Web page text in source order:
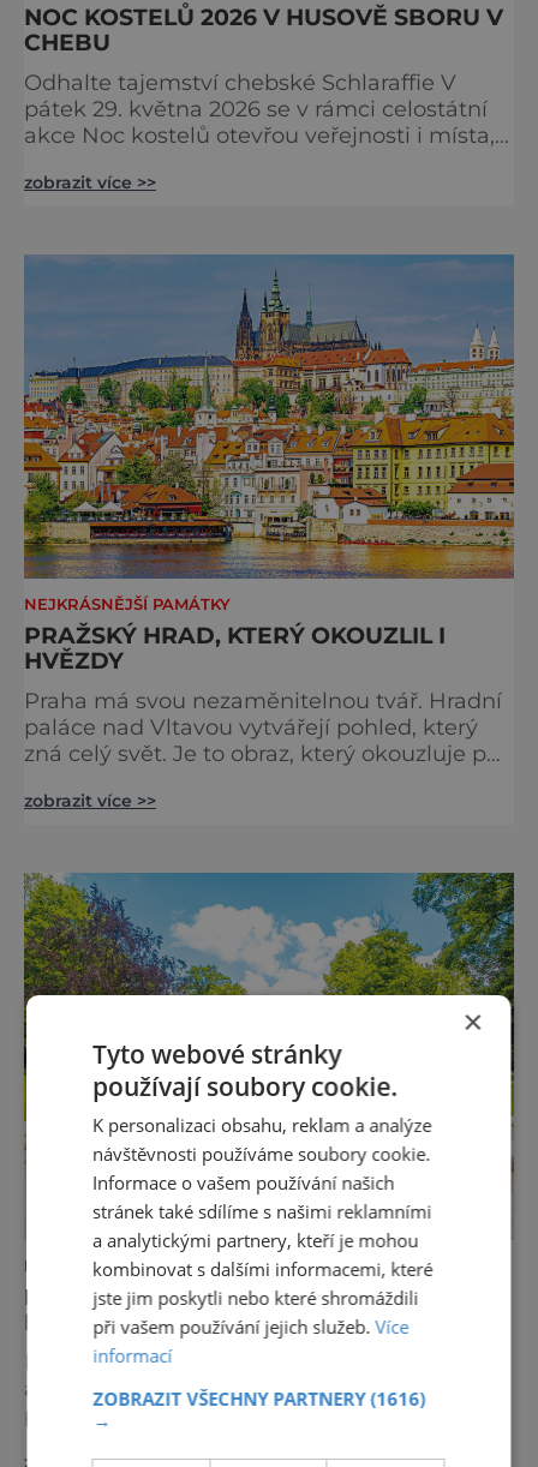
NOC KOSTELŮ 2026 V HUSOVĚ SBORU V
CHEBU
Odhalte tajemství chebské Schlaraffie V
pátek 29. května 2026 se v rámci celostátní
akce Noc kostelů otevřou veřejnosti i místa,
nejzajímavějších bude bezesporu Husův
večer plný historie, hudby, tajemství i
dobrodružství pro malé i velké návštěvníky.
Málokdo ví, že dnešní kos
zobrazit více >>
NEJKRÁSNĚJŠÍ PAMÁTKY
PRAŽSKÝ HRAD, KTERÝ OKOUZLIL I
HVĚZDY
Praha má svou nezaměnitelnou tvář. Hradní
paláce nad Vltavou vytvářejí pohled, který
zná celý svět. Je to obraz, který okouzluje po
jediný Čech, který by ho neznal. Pražský hrad
metropole, má ho na seznamu mí
zobrazit více >>
NEJKRÁSNĚJŠÍ PAMÁTKY
MALÝ BĚLOHRAD – MÍSTO, KDE SE
BUDETE CÍTIT JAKO DOMA
Nejsou okázalé ani velké. Lázně Bělohrad si
ale zakládají na tom, že klientům navodí
pocit domova. A i kvůli tomu se sem lidé už
zobrazit více >>
×
Tyto webové stránky
používají soubory cookie.
K personalizaci obsahu, reklam a analýze
návštěvnosti používáme soubory cookie.
Informace o vašem používání našich
stránek také sdílíme s našimi reklamními
a analytickými partnery, kteří je mohou
kombinovat s dalšími informacemi, které
jste jim poskytli nebo které shromáždili
při vašem používání jejich služeb.Více
informací
ZOBRAZIT VŠECHNY PARTNERY(1616)
→